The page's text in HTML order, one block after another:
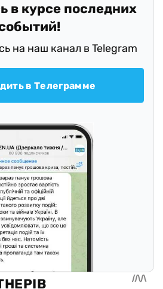
в курсе последних
на наш канал в Telegram
в Телеграмме